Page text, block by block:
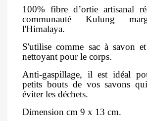
100% fibre d’ortie artisanal
communauté Kulung
l'Himalaya.
S'utilise comme sac à savon
nettoyant pour le corps.
Anti-gaspillage, il est idéal
petits bouts de vos savons
éviter les déchets.
Dimension cm 9 x 13 cm.